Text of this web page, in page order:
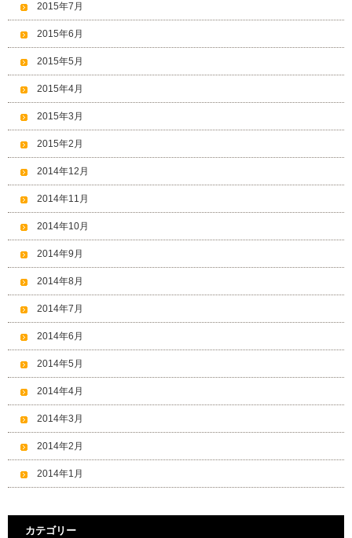
2015年7月
2015年6月
2015年5月
2015年4月
2015年3月
2015年2月
2014年12月
2014年11月
2014年10月
2014年9月
2014年8月
2014年7月
2014年6月
2014年5月
2014年4月
2014年3月
2014年2月
2014年1月
カテゴリー